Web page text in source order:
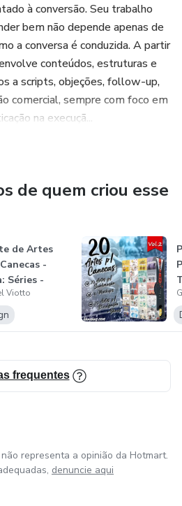
à conversão. Seu trabalho
bem não depende apenas de
a conversa é conduzida. A partir
conteúdos, estruturas e
a scripts, objeções, follow-up,
comercial, sempre com foco em
na execuçã...
de quem criou esse
de Artes
-
Séries -
Viotto
frequentes
representa a opinião da Hotmart.
denuncie aqui